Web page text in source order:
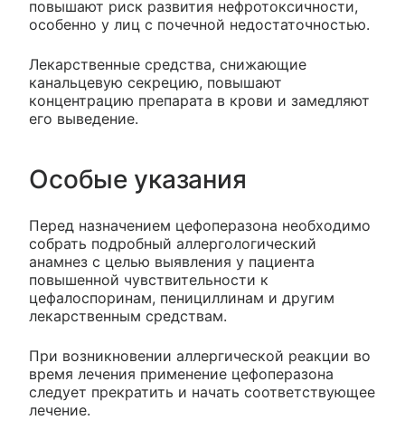
повышают риск развития нефротоксичности,
особенно у лиц с почечной недостаточностью.
Лекарственные средства, снижающие
канальцевую секрецию, повышают
концентрацию препарата в крови и замедляют
его выведение.
Особые указания
Перед назначением цефоперазона необходимо
собрать подробный аллергологический
анамнез с целью выявления у пациента
повышенной чувствительности к
цефалоспоринам, пенициллинам и другим
лекарственным средствам.
При возникновении аллергической реакции во
время лечения применение цефоперазона
следует прекратить и начать соответствующее
лечение.